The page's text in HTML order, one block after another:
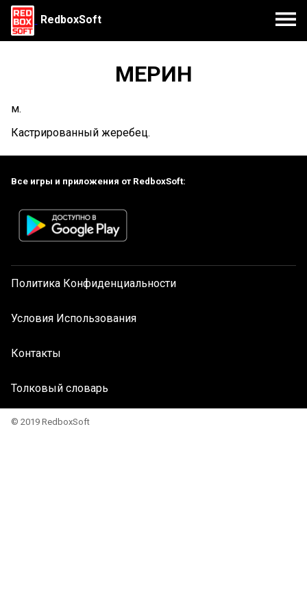
RedboxSoft
МЕРИН
м.
Кастрированный жеребец.
Все игры и приложения от RedboxSoft:
Политика Конфиденциальности
Условия Использования
Контакты
Толковый словарь
© 2019 RedboxSoft